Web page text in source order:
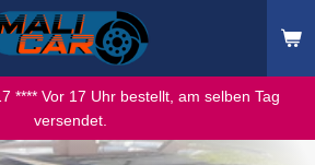
**** Vor 17 Uhr bestellt, am selben Tag
versendet.